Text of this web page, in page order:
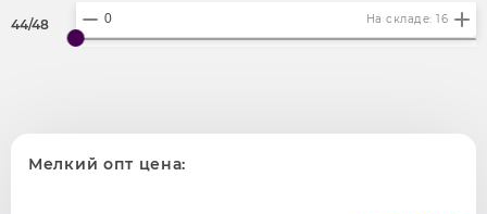
44/48 На складе: 16
Мелкий опт цена: